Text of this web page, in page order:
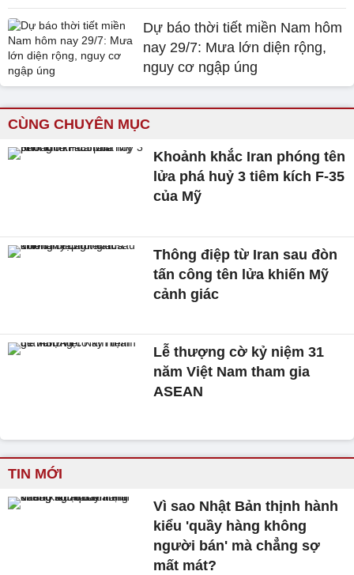
Dự báo thời tiết miền Nam hôm
nay 29/7: Mưa lớn diện rộng,
nguy cơ ngập úng
CÙNG CHUYÊN MỤC
Khoảnh khắc Iran phóng tên
lửa phá huỷ 3 tiêm kích F-35
của Mỹ
Thông điệp từ Iran sau đòn
tấn công tên lửa khiến Mỹ
cảnh giác
Lễ thượng cờ kỷ niệm 31
năm Việt Nam tham gia
ASEAN
TIN MỚI
Vì sao Nhật Bản thịnh hành
kiểu 'quầy hàng không
người bán' mà chẳng sợ
mất mát?